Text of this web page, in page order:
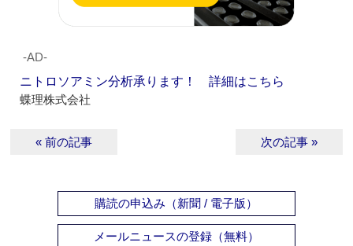
‐AD‐
ニトロソアミン分析承ります！ 詳細はこちら
蝶理株式会社
« 前の記事 次の記事 »
購読の申込み（新聞 / 電子版）
メールニュースの登録（無料）